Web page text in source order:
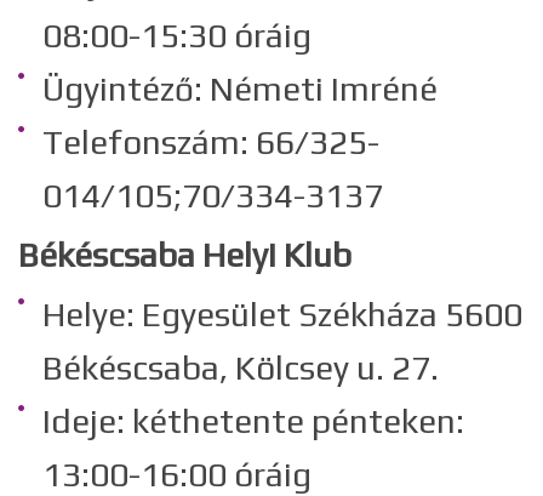
08:00-15:30 óráig
Ügyintéző: Németi Imréné
Telefonszám: 66/325-
014/105;70/334-3137
Békéscsaba Helyi Klub
Helye: Egyesület Székháza 5600
Békéscsaba, Kölcsey u. 27.
Ideje: kéthetente pénteken:
13:00-16:00 óráig